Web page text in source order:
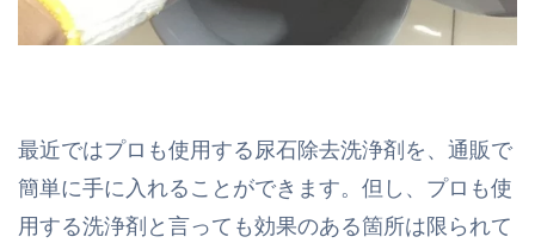
最近ではプロも使用する尿石除去洗浄剤を、通販で
簡単に手に入れることができます。但し、プロも使
用する洗浄剤と言っても効果のある箇所は限られて